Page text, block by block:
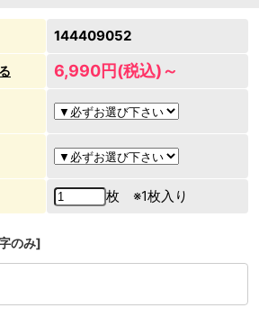
144409052
6,990円(税込)～
枚 ※1枚入り
のみ]